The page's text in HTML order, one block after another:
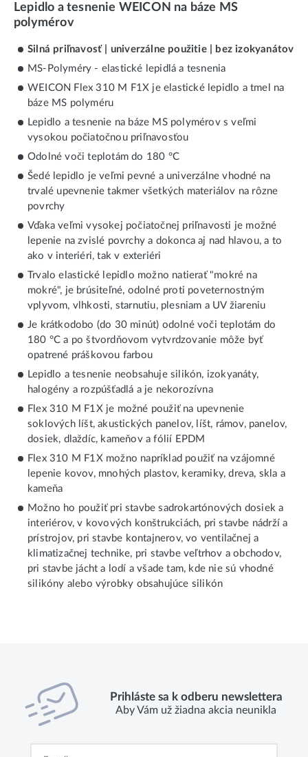
Lepidlo a tesnenie WEICON na báze MS
polymérov
Silná priľnavosť | univerzálne použitie | bez izokyanátov
MS-Polyméry - elastické lepidlá a tesnenia
WEICON Flex 310 M F1X je elastické lepidlo a tmel na
báze MS polyméru
Lepidlo a tesnenie na báze MS polymérov s veľmi
vysokou počiatočnou priľnavosťou
Odolné voči teplotám do 180 °C
Šedé lepidlo je veľmi pevné a univerzálne vhodné na
trvalé upevnenie takmer všetkých materiálov na rôzne
povrchy
Vďaka veľmi vysokej počiatočnej priľnavosti je možné
lepenie na zvislé povrchy a dokonca aj nad hlavou, a to
ako v interiéri, tak v exteriéri
Trvalo elastické lepidlo možno natierať "mokré na
mokré", je brúsiteľné, odolné proti poveternostným
vplyvom, vlhkosti, starnutiu, plesniam a UV žiareniu
Je krátkodobo (do 30 minút) odolné voči teplotám do
180 °C a po štvordňovom vytvrdzovanie môže byť
opatrené práškovou farbou
Lepidlo a tesnenie neobsahuje silikón, izokyanáty,
halogény a rozpúšťadlá a je nekorozívna
Flex 310 M F1X je možné použiť na upevnenie
soklových líšt, akustických panelov, líšt, rámov, panelov,
dosiek, dlaždíc, kameňov a fólií EPDM
Flex 310 M F1X možno napríklad použiť na vzájomné
lepenie kovov, mnohých plastov, keramiky, dreva, skla a
kameňa
Možno ho použiť pri stavbe sadrokartónových dosiek a
interiérov, v kovových konštrukciách, pri stavbe nádrží a
prístrojov, pri stavbe kontajnerov, vo ventilačnej a
klimatizačnej technike, pri stavbe veľtrhov a obchodov,
pri stavbe jácht a lodí a všade tam, kde nie sú vhodné
silikóny alebo výrobky obsahujúce silikón
Prihláste sa k odberu newslettera
Aby Vám už žiadna akcia neunikla